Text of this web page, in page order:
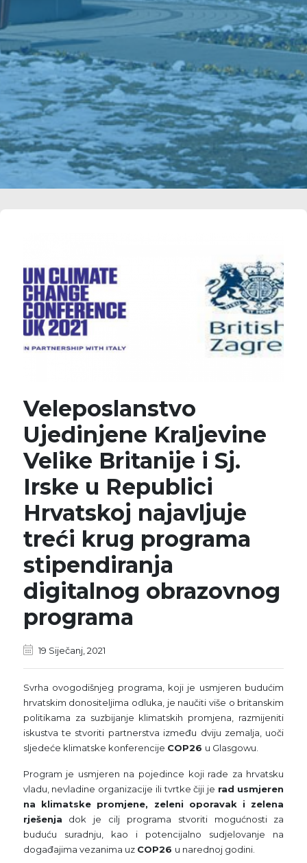
Veleposlanstvo
Ujedinjene Kraljevine
Velike Britanije i Sj.
Irske u Republici
Hrvatskoj najavljuje
treći krug programa
stipendiranja
digitalnog obrazovnog
programa
19 Siječanj, 2021
Svrha ovogodišnjeg programa, koji je usmjeren budućim
hrvatskim donositeljima odluka, je naučiti više o britanskim
politikama za suzbijanje klimatskih promjena, razmijeniti
iskustva te stvoriti partnerstva između dviju zemalja, uoči
sljedeće klimatske konferencije COP26 u Glasgowu.
Program je usmjeren na pojedince koji rade za hrvatsku
vladu, nevladine organizacije ili tvrtke čiji je rad usmjeren
na klimatske promjene, zeleni oporavak i zelena
rješenja dok je cilj programa stvoriti mogućnosti za
buduću suradnju, kao i potencijalno sudjelovanje na
događajima vezanima uz COP26 u narednoj godini.